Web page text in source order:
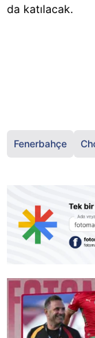
da katılacak.
Fenerbahçe